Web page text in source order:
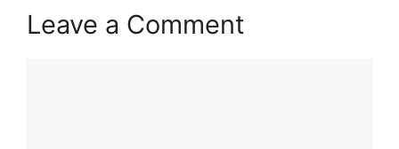
Leave a Comment